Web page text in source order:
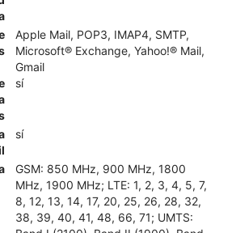
Apple Mail, POP3, IMAP4, SMTP,
Microsoft® Exchange, Yahoo!® Mail,
Gmail
sí
sí
GSM: 850 MHz, 900 MHz, 1800
MHz, 1900 MHz; LTE: 1, 2, 3, 4, 5, 7,
8, 12, 13, 14, 17, 20, 25, 26, 28, 32,
38, 39, 40, 41, 48, 66, 71; UMTS: